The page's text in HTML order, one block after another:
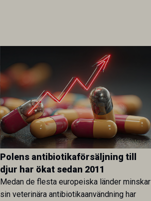
Polens antibiotikaförsäljning till
djur har ökat sedan 2011
Medan de flesta europeiska länder minskar
sin veterinära antibiotikaanvändning har